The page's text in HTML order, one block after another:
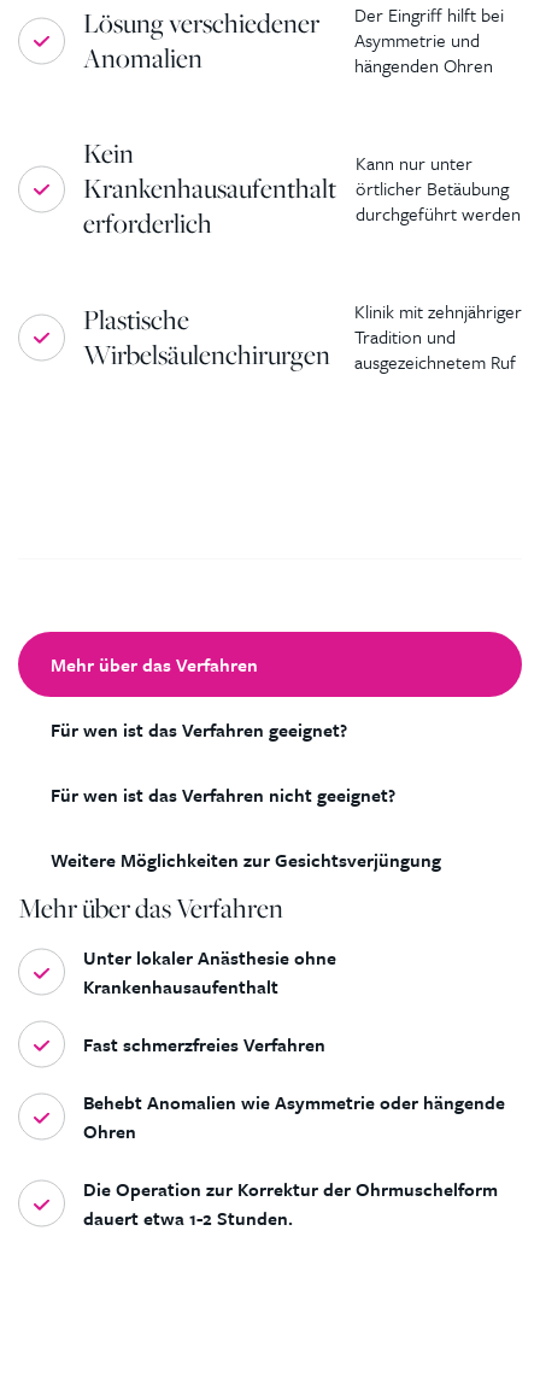
Lösung verschiedener
Anomalien
Der Eingriff hilft bei
Asymmetrie und
hängenden Ohren
Kein
Krankenhausaufenthalt
erforderlich
Kann nur unter
örtlicher Betäubung
durchgeführt werden
Plastische
Wirbelsäulenchirurgen
Klinik mit zehnjähriger
Tradition und
ausgezeichnetem Ruf
Mehr über das Verfahren
Für wen ist das Verfahren geeignet?
Für wen ist das Verfahren nicht geeignet?
Weitere Möglichkeiten zur Gesichtsverjüngung
Mehr über das Verfahren
Unter lokaler Anästhesie ohne
Krankenhausaufenthalt
Fast schmerzfreies Verfahren
Behebt Anomalien wie Asymmetrie oder hängende
Ohren
Die Operation zur Korrektur der Ohrmuschelform
dauert etwa 1-2 Stunden.